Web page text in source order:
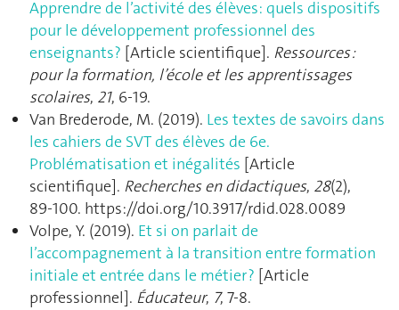
Apprendre de l’activité des élèves: quels dispositifs
pour le développement professionnel des
enseignants? [Article scientifique]. Ressources :
pour la formation, l’école et les apprentissages
scolaires, 21, 6‑19.
Van Brederode, M. (2019). Les textes de savoirs dans
les cahiers de SVT des élèves de 6e.
Problématisation et inégalités [Article
scientifique]. Recherches en didactiques, 28(2),
89‑100. https://doi.org/10.3917/rdid.028.0089
Volpe, Y. (2019). Et si on parlait de
l’accompagnement à la transition entre formation
initiale et entrée dans le métier ? [Article
professionnel]. Éducateur, 7, 7‑8.